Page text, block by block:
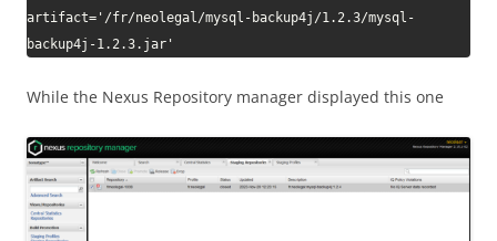
artifact='/fr/neolegal/mysql-backup4j/1.2.3/mysql-
backup4j-1.2.3.jar'
While the Nexus Repository manager displayed this one